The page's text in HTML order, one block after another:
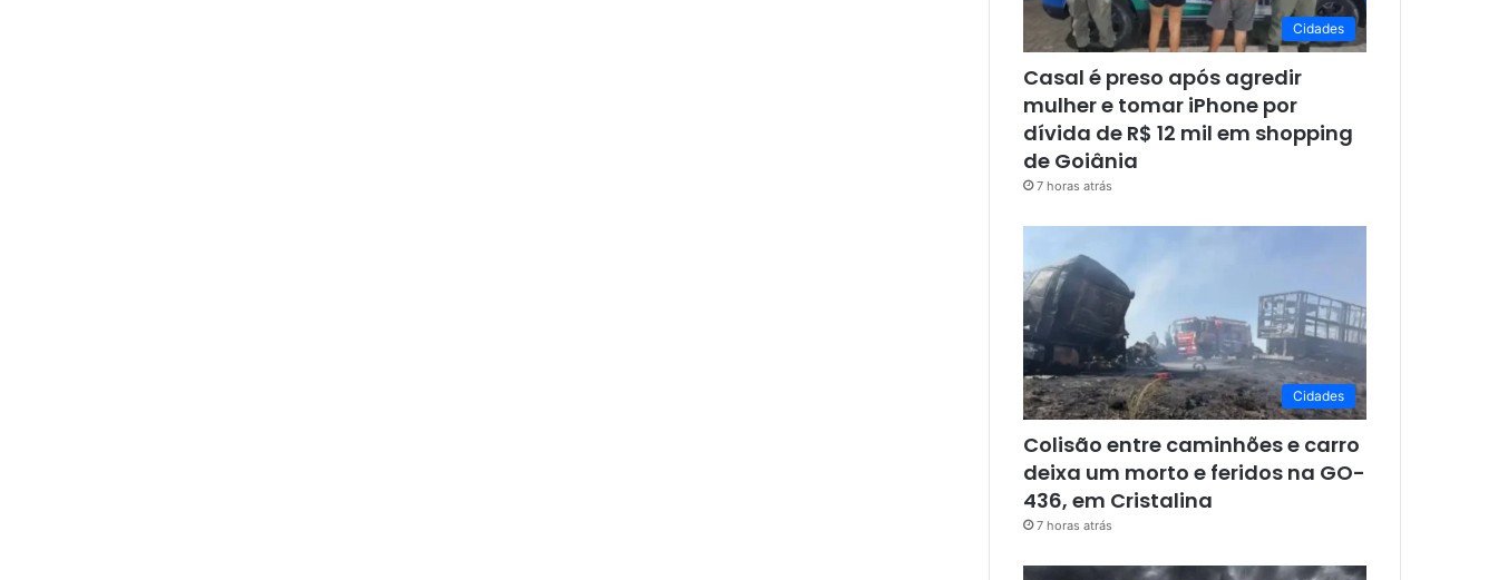
Cidades
Casal é preso após agredir
mulher e tomar iPhone por
dívida de R$ 12 mil em shopping
de Goiânia
7 horas atrás
Cidades
Colisão entre caminhões e carro
deixa um morto e feridos na GO-
436, em Cristalina
7 horas atrás